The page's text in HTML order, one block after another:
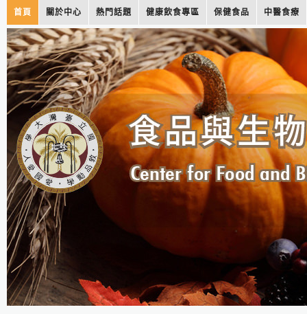
首頁 關於中心 熱門話題 健康飲食專區 保健食品 中醫食療